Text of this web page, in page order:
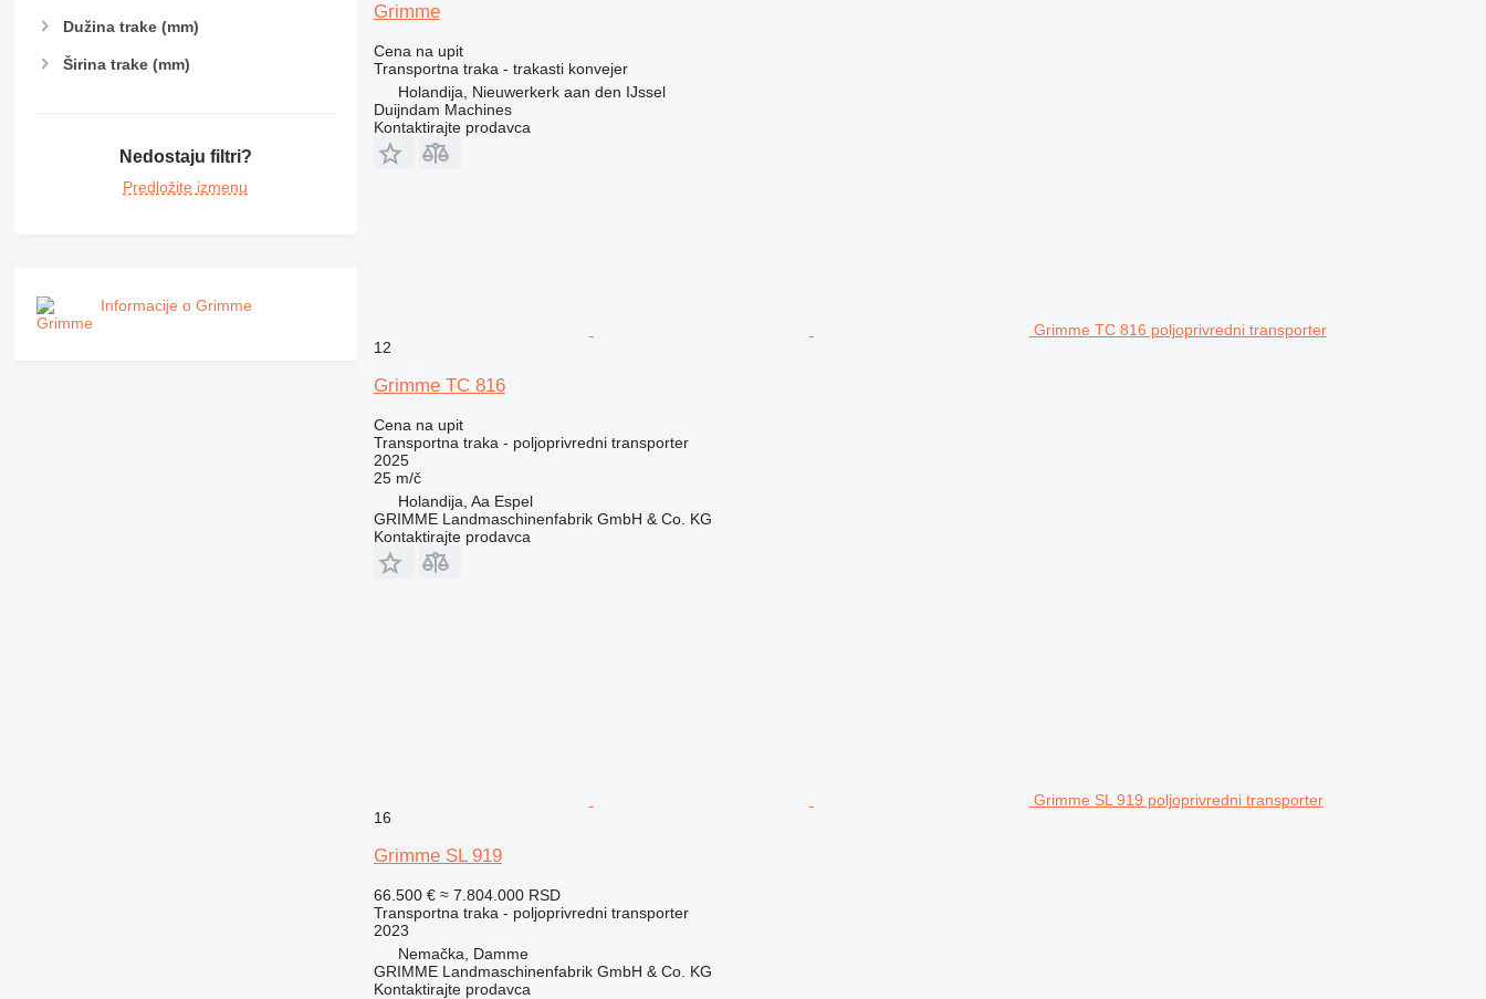
Dužina trake (mm)
Širina trake (mm)
Nedostaju filtri?
Predložite izmenu
Informacije o Grimme
Grimme
Cena na upit
Transportna traka - trakasti konvejer
Holandija, Nieuwerkerk aan den IJssel
Duijndam Machines
Kontaktirajte prodavca
Grimme TC 816 poljoprivredni transporter
12
Grimme TC 816
Cena na upit
Transportna traka - poljoprivredni transporter
2025
25 m/č
Holandija, Aa Espel
GRIMME Landmaschinenfabrik GmbH & Co. KG
Kontaktirajte prodavca
Grimme SL 919 poljoprivredni transporter
16
Grimme SL 919
66.500 € ≈ 7.804.000 RSD
Transportna traka - poljoprivredni transporter
2023
Nemačka, Damme
GRIMME Landmaschinenfabrik GmbH & Co. KG
Kontaktirajte prodavca